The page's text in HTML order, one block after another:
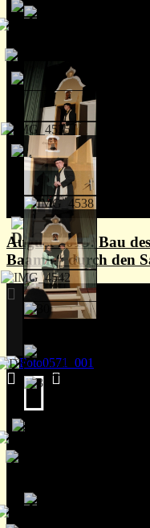
August 2013: Bau
Baamle“ durch den